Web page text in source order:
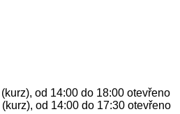
(kurz), od 14:00 do 18:00 otevřeno
(kurz), od 14:00 do 17:30 otevřeno